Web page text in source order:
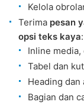
Kelola
Terima pesan
opsi teks kaya:
Inline media,
Tabel dan
Heading dan
Bagian dan